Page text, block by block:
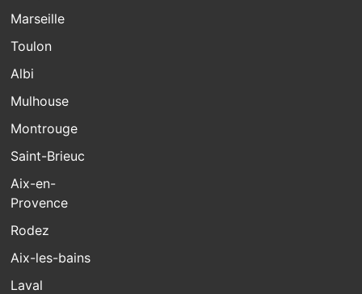
Marseille
Toulon
Albi
Mulhouse
Montrouge
Saint-Brieuc
Aix-en-
Provence
Rodez
Aix-les-bains
Laval